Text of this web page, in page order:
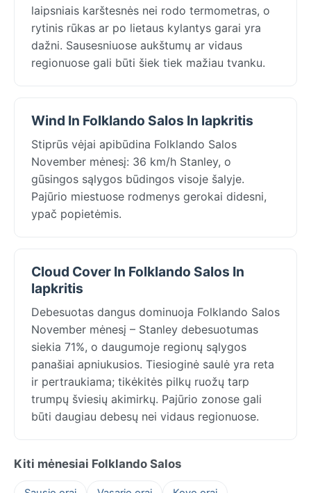
laipsniais karštesnės nei rodo termometras, o
rytinis rūkas ar po lietaus kylantys garai yra
dažni. Sausesniuose aukštumų ar vidaus
regionuose gali būti šiek tiek mažiau tvanku.
Wind In Folklando Salos In lapkritis
Stiprūs vėjai apibūdina Folklando Salos
November mėnesį: 36 km/h Stanley, o
gūsingos sąlygos būdingos visoje šalyje.
Pajūrio miestuose rodmenys gerokai didesni,
ypač popietėmis.
Cloud Cover In Folklando Salos In
lapkritis
Debesuotas dangus dominuoja Folklando Salos
November mėnesį – Stanley debesuotumas
siekia 71%, o daugumoje regionų sąlygos
panašiai apniukusios. Tiesioginė saulė yra reta
ir pertraukiama; tikėkitės pilkų ruožų tarp
trumpų šviesių akimirkų. Pajūrio zonose gali
būti daugiau debesų nei vidaus regionuose.
Kiti mėnesiai Folklando Salos